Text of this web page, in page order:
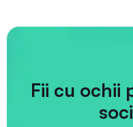
Fii cu ochii